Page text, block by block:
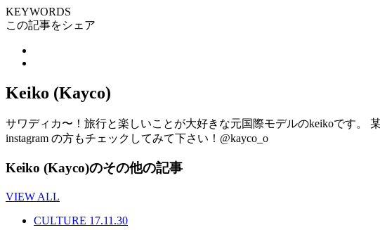
KEYWORDS
この記事をシェア
Keiko (Kayco)
サワディカ〜！旅行と楽しいことが大好きな元国際モデルのkeikoです。
instagram の方もチェックしてみて下さい！@kayco_o
Keiko (Kayco)のその他の記事
VIEW ALL
CULTURE 17.11.30